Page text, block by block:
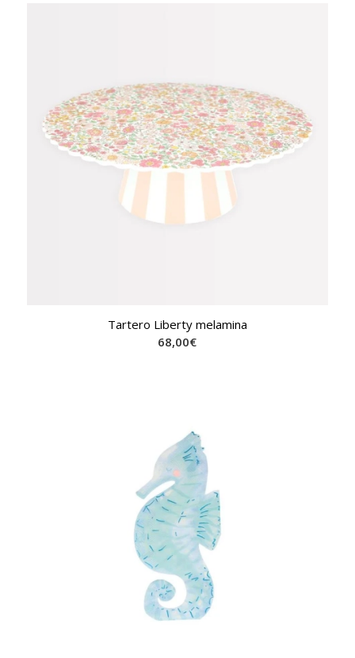
Tartero Liberty melamina
68,00€